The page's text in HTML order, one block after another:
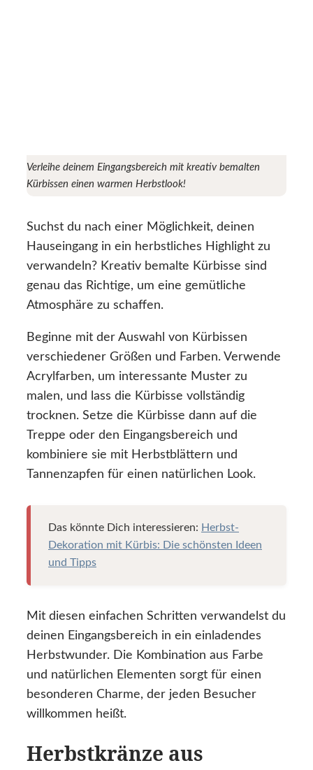
Verleihe deinem Eingangsbereich mit kreativ bemalten
Kürbissen einen warmen Herbstlook!
Suchst du nach einer Möglichkeit, deinen
Hauseingang in ein herbstliches Highlight zu
verwandeln? Kreativ bemalte Kürbisse sind
genau das Richtige, um eine gemütliche
Atmosphäre zu schaffen.
Beginne mit der Auswahl von Kürbissen
verschiedener Größen und Farben. Verwende
Acrylfarben, um interessante Muster zu
malen, und lass die Kürbisse vollständig
trocknen. Setze die Kürbisse dann auf die
Treppe oder den Eingangsbereich und
kombiniere sie mit Herbstblättern und
Tannenzapfen für einen natürlichen Look.
Das könnte Dich interessieren: Herbst-
Dekoration mit Kürbis: Die schönsten Ideen
und Tipps
Mit diesen einfachen Schritten verwandelst du
deinen Eingangsbereich in ein einladendes
Herbstwunder. Die Kombination aus Farbe
und natürlichen Elementen sorgt für einen
besonderen Charme, der jeden Besucher
willkommen heißt.
Herbstkränze aus